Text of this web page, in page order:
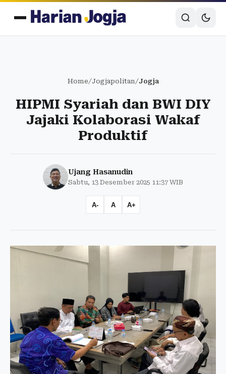
Home/Jogjapolitan/Jogja
HIPMI Syariah dan BWI DIY
Jajaki Kolaborasi Wakaf
Produktif
Ujang Hasanudin
Sabtu, 13 Desember 2025 11:37 WIB
A- A A+